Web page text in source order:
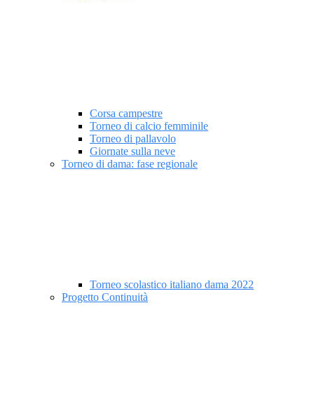
Corsa campestre
Torneo di calcio femminile
Torneo di pallavolo
Giornate sulla neve
Torneo di dama: fase regionale
Torneo scolastico italiano dama 2022
Progetto Continuità